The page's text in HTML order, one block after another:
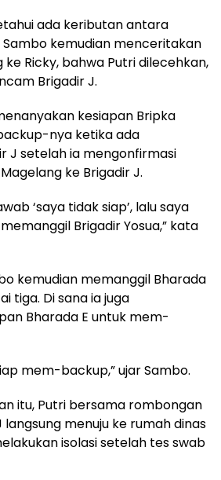
ada keributan antara
Sambo kemudian menceritakan
Ricky, bahwa Putri dilecehkan,
Brigadir J.
kesiapan Bripka
nya ketika ada
J setelah ia mengonfirmasi
ke Brigadir J.
‘saya tidak siap’, lalu saya
Brigadir Yosua,” kata
kemudian memanggil Bharada
tiga. Di sana ia juga
Bharada E untuk mem-
mem-backup,” ujar Sambo.
itu, Putri bersama rombongan
menuju ke rumah dinas
isolasi setelah tes swab